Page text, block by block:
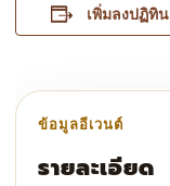
เพิ่มลงปฏิทิน
รายละเอียด